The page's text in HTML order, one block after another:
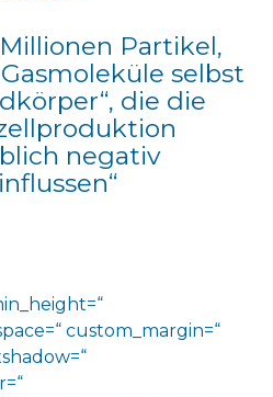
Partikel,
selbst
die die
negativ
custom_margin=“